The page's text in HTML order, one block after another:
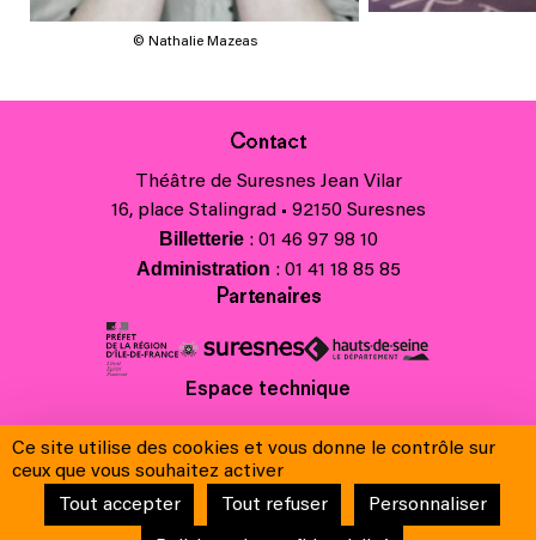
© Nathalie Mazeas
Contact
Théâtre de Suresnes Jean Vilar
16, place Stalingrad • 92150 Suresnes
Billetterie: 01 46 97 98 10
Administration : 01 41 18 85 85
Partenaires
Espace technique
Contacts
Crédits
Mentions légales & Charte de protection des données
Conditions générales de vente
Ce site utilise des cookies et vous donne le contrôle sur
ceux que vous souhaitez activer
Tout accepter
Tout refuser Personnaliser